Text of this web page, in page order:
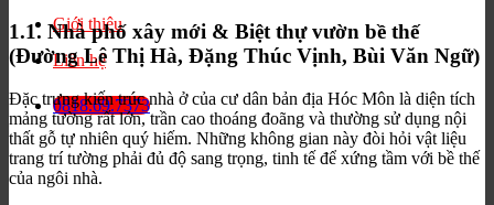
Giới thiệu
Liên hệ
0818.69.7373
1.1. Nhà phố xây mới & Biệt thự vườn bề thế
(Đường Lê Thị Hà, Đặng Thúc Vịnh, Bùi Văn Ngữ)
Đặc trưng kiến trúc nhà ở của cư dân bản địa Hóc Môn là diện tích
mảng tường rất lớn, trần cao thoáng đoãng và thường sử dụng nội
thất gỗ tự nhiên quý hiếm. Những không gian này đòi hỏi vật liệu
trang trí tường phải đủ độ sang trọng, tinh tế để xứng tầm với bề thế
của ngôi nhà.